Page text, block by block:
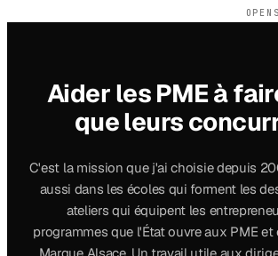
Aider les PME à
que leurs
C'est la mission que j'ai choisie depuis
aussi dans les écoles qui forment les
ateliers qui équipent les
programmes que l'État ouvre aux PME et